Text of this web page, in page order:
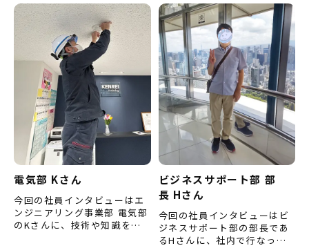
た。 （※内容は取材当時のも
の…
のです。） ――Sさんの担…
電気部 Kさん
今回の社員インタビューはエ
ンジニアリング事業部 電気部
のKさんに、技術や知識を学
ビジネスサポート部 部
長 Hさん
今回の社員インタビューはビ
ジネスサポート部の部長であ
るHさんに、社内で行なって